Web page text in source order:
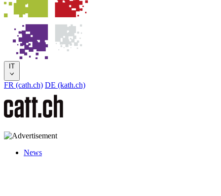
IT
FR (cath.ch) DE (kath.ch)
News